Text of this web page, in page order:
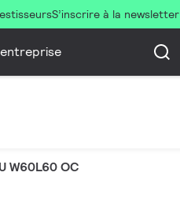
S’inscrire à la newsletter
W60L60 OC